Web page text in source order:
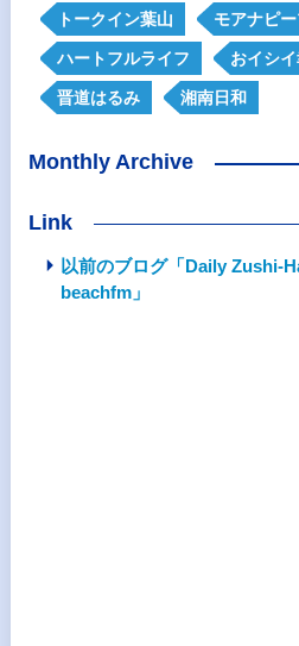
トークイン葉山 モアナピ
ハートフルライフ おイシ
晋道はるみ 湘南日和
Monthly Archive
Link
以前のブログ「Daily Zushi-
beachfm」